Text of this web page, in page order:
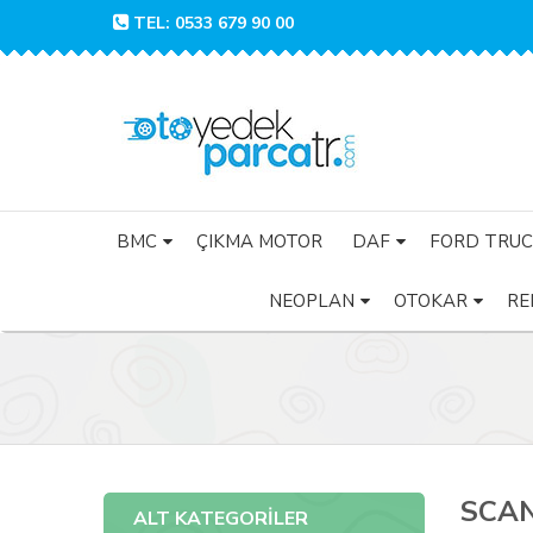
TEL: 0533 679 90 00
BMC ÇIKMA MOTOR DAF FORD
NEOPLAN OTOKAR
ALT KATEGORİLER